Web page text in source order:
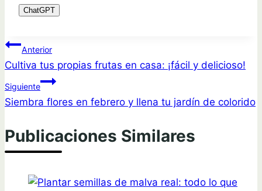
ChatGPT
Navegación
de
entradas
Anterior
Cultiva tus propias frutas en casa: ¡fácil y delicioso!
Siguiente
Siembra flores en febrero y llena tu jardín de colorido
Publicaciones Similares